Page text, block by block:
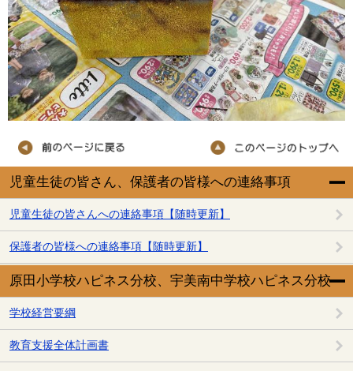
児童生徒の皆さん、保護者の皆様への連絡事項
児童生徒の皆さんへの連絡事項【随時更新】
保護者の皆様への連絡事項【随時更新】
原田小学校ハピネス分校、宇美南中学校ハピネス分校
学校経営要綱
教育支援全体計画書